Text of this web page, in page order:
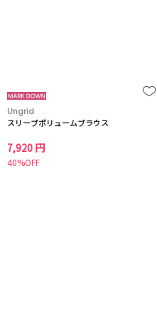
Ungrid
スリーブボリュームブラウス
7,920 円
40%OFF